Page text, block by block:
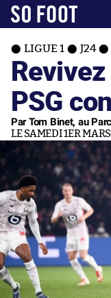
LIGUE 1 J24
PSG
Par Tom Binet, au
LE SAMEDI 1ER